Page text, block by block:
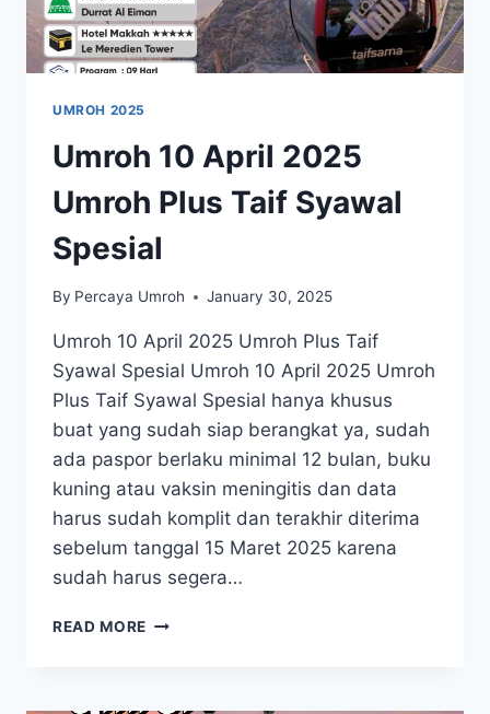
UMROH 2025
Umroh 10 April 2025
Umroh Plus Taif Syawal
Spesial
By Percaya Umroh January 30, 2025
Umroh 10 April 2025 Umroh Plus Taif
Syawal Spesial Umroh 10 April 2025 Umroh
Plus Taif Syawal Spesial hanya khusus
buat yang sudah siap berangkat ya, sudah
ada paspor berlaku minimal 12 bulan, buku
kuning atau vaksin meningitis dan data
harus sudah komplit dan terakhir diterima
sebelum tanggal 15 Maret 2025 karena
sudah harus segera…
READ MORE UMROH